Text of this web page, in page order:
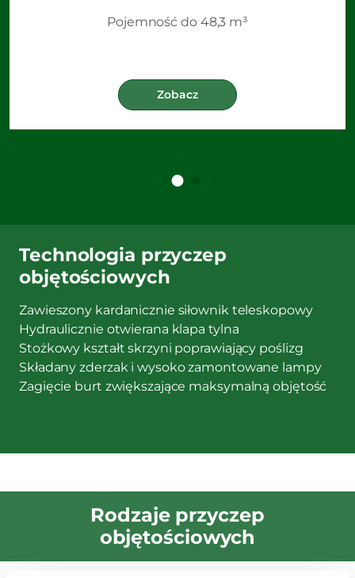
Pojemność do 48,3 m³
Zobacz
Technologia przyczep
objętościowych
Zawieszony kardanicznie siłownik teleskopowy
Hydraulicznie otwierana klapa tylna
Stożkowy kształt skrzyni poprawiający poślizg
Składany zderzak i wysoko zamontowane lampy
Zagięcie burt zwiększające maksymalną objętość
Rodzaje przyczep
objętościowych